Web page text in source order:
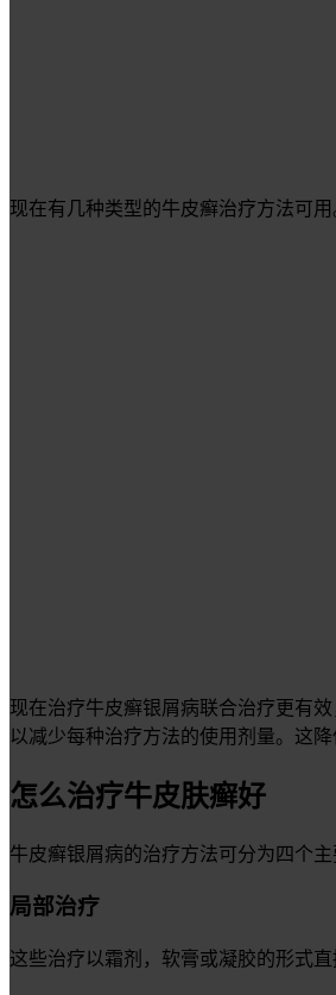
现在有几种类型的牛皮癣治疗方法可
现在治疗牛皮癣银屑病联合治疗更有
以减少每种治疗方法的使用剂量。这
怎么治疗牛皮肤癣好
牛皮癣银屑病的治疗方法可分为四个主
局部治疗
这些治疗以霜剂，软膏或凝胶的形式直